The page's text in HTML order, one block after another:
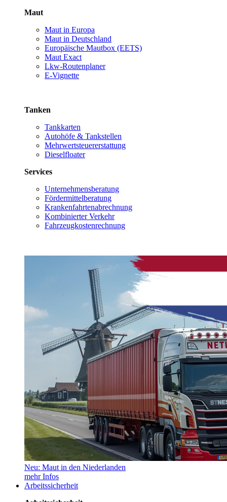
Maut
Maut in Europa
Maut in Deutschland
Europäische Mautbox (EETS)
Maut Exact
Lkw-Routenplaner
E-Vignette
Tanken
Tankkarten
Autohöfe & Tankstellen
Mehrwertsteuererstattung
Dieselfloater
Services
Unternehmensberatung
Fördermittelberatung
Krankenfahrtenabrechnung
Kombinierter Verkehr
Fahrzeugkostenrechnung
Neu: Maut in den Niederlanden
mehr Infos
Arbeitssicherheit